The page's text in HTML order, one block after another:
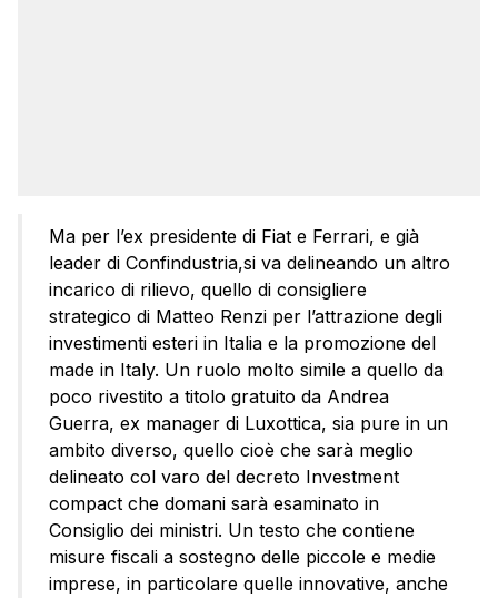
Ma per l’ex presidente di Fiat e Ferrari, e già
leader di Confindustria,si va delineando un altro
incarico di rilievo, quello di consigliere
strategico di Matteo Renzi per l’attrazione degli
investimenti esteri in Italia e la promozione del
made in Italy. Un ruolo molto simile a quello da
poco rivestito a titolo gratuito da Andrea
Guerra, ex manager di Luxottica, sia pure in un
ambito diverso, quello cioè che sarà meglio
delineato col varo del decreto Investment
compact che domani sarà esaminato in
Consiglio dei ministri. Un testo che contiene
misure fiscali a sostegno delle piccole e medie
imprese, in particolare quelle innovative, anche